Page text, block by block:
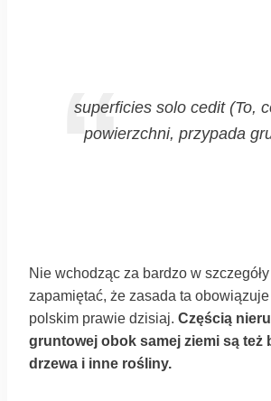
superficies solo cedit (To,
powierzchni, przypada
Nie wchodząc za bardzo w
zapamiętać, że zasada ta
polskim prawie dzisiaj. Częścią
gruntowej obok samej ziemi są też
drzewa i inne rośliny.